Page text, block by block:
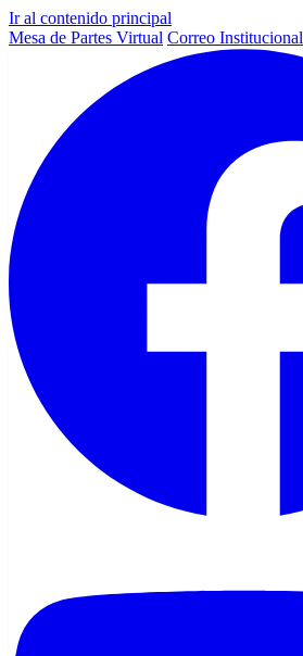
Ir al contenido principal
Mesa de Partes Virtual Correo Institucional